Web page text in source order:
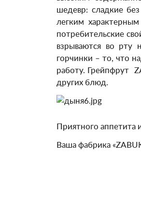
шедевр: сладкие
легким
потребительские
взрываются во рту
горчинки – то, что
работу. Грейпфрут
других блюд.
Приятного аппетита
Ваша фабрика